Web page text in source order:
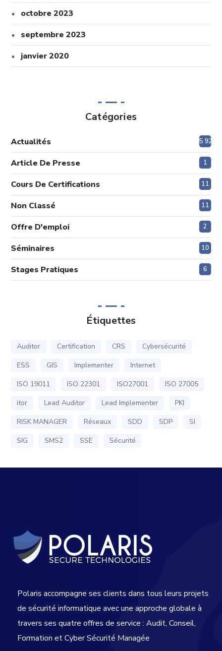
octobre 2023
septembre 2023
janvier 2020
Catégories
Actualités 5 920
Article De Presse 1
Cours De Certifications 11
Non Classé 11
Offre D'emploi 2
Séminaires 10
Stages Pratiques 6
Étiquettes
Auditor Certification CRS
Cybersécurité
ESS
GIS Implementer
Internet
ISO 19011
ISO 22301 ISO27001
ISO 27005
itor
Lead Auditor Lead Implementer
PKI
RISK MANAGER
Réseaux SDD SDP
SI
SIG
SMS2 SSE Sécurité
Polaris accompagne ses clients dans tous leurs projets
de sécurité informatique avec une approche globale à
travers ses quatre offres de service : Audit, Conseil,
Formation et Cyber Sécurité Managée